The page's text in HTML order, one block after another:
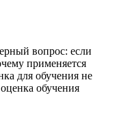
вопрос: если
применяется
для обучения не
обучения